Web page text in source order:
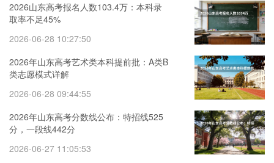
2026山东高考报名人数103.4万：本科录
取率不足45%
2026-06-28 10:27:50
2026年山东高考艺术类本科提前批：A类B
类志愿模式详解
2026-06-28 09:44:55
2026年山东高考分数线公布：特招线525
分，一段线442分
2026-06-27 11:05:53